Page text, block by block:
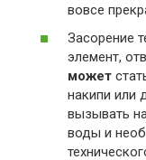
вовсе
Засорение
элемент,
может
накипи или
вызывать
воды и